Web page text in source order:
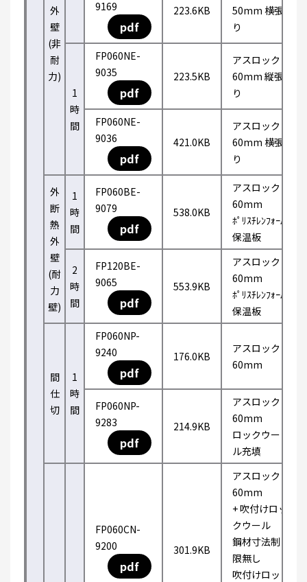
外
壁
(非
耐
力)
9169
pdf
223.6KB
50mm 横張
り
1
時
間
FP060NE-
9035
pdf
223.5KB
アスロック
60mm 縦張
り
FP060NE-
9036
pdf
421.0KB
アスロック
60mm 横張
り
外
断
熱
外
壁
(耐
力
壁)
1
時
間
FP060BE-
9079
pdf
538.0KB
アスロック
60mm
ﾎﾟﾘｽﾁﾚﾝﾌｫｰﾑ
保温板
2
時
間
FP120BE-
9065
pdf
553.9KB
アスロック
60mm
ﾎﾟﾘｽﾁﾚﾝﾌｫｰﾑ
保温板
間
仕
切
1
時
間
FP060NP-
9240
pdf
176.0KB
アスロック
60mm
FP060NP-
9283
pdf
214.9KB
アスロック
60mm
ロックウー
ル充填
FP060CN-
9200
pdf
301.9KB
アスロック
60mm
+ 吹付けロッ
クウール
鋼材寸法制
限無し
吹付けロッ